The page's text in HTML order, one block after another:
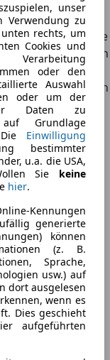
unser
Verwendung zu
rechts, um
Cookies und
oder den
Auswahl
oder um der
Daten zu
Grundlage
Einwilligung
bestimmter
u.a. die USA,
Sie keine
hier.
Kennungen
generierte
können
(z. B.
Sprache,
usw.) auf
dort ausgelesen
wenn es
Dies geschieht
aufgeführten
Versicherte
zufügt. Die
der vertraglich
Ausparken an
Meldet der
deine
Rahmen der
nicht
der
muss
Schaden
einem Großteil